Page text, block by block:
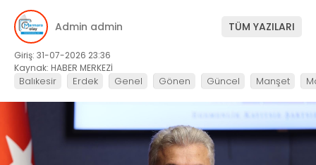
Admin admin TÜM YAZILARI
Giriş: 31-07-2026 23:36
Kaynak: HABER MERKEZİ
Balıkesir Erdek Genel Gönen Güncel Manşet